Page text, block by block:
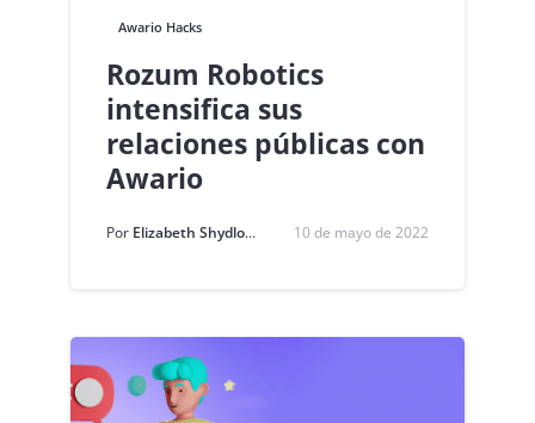
Awario Hacks
Rozum Robotics
intensifica sus
relaciones públicas con
Awario
Por Elizabeth Shydlovich 10 de mayo de 2022